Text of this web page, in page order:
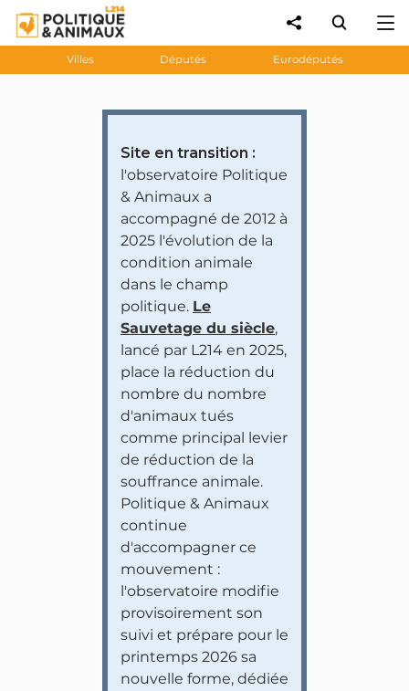
Villes Députés Eurodéputés
Site en transition :
l'observatoire Politique
& Animaux a
accompagné de 2012 à
2025 l'évolution de la
condition animale
dans le champ
politique. Le
Sauvetage du siècle,
lancé par L214 en 2025,
place la réduction du
nombre du nombre
d'animaux tués
comme principal levier
de réduction de la
souffrance animale.
Politique & Animaux
continue
d'accompagner ce
mouvement :
l'observatoire modifie
provisoirement son
suivi et prépare pour le
printemps 2026 sa
nouvelle forme, dédiée